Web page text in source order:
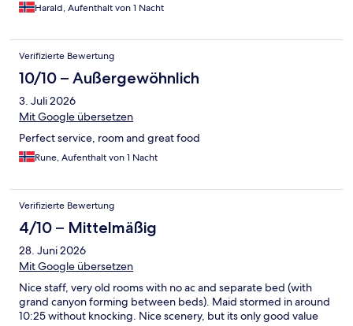
Harald, Aufenthalt von 1 Nacht
Verifizierte Bewertung
10/10 – Außergewöhnlich
3. Juli 2026
Mit Google übersetzen
Perfect service, room and great food
Rune, Aufenthalt von 1 Nacht
Verifizierte Bewertung
4/10 – Mittelmäßig
28. Juni 2026
Mit Google übersetzen
Nice staff, very old rooms with no ac and separate bed (with
grand canyon forming between beds). Maid stormed in around
10:25 without knocking. Nice scenery, but its only good value